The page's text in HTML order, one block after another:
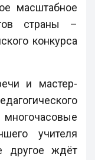
масштабное
страны –
конкурса
и мастер-
учителя
другое ждёт